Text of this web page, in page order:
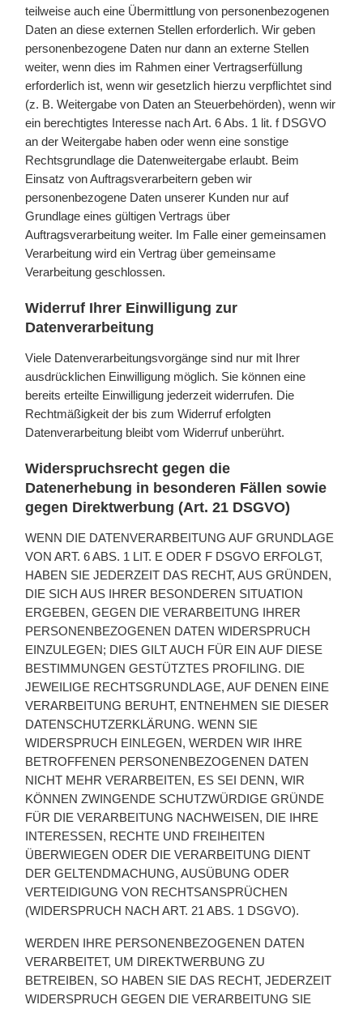
teilweise auch eine Übermittlung von personenbezogenen
Daten an diese externen Stellen erforderlich. Wir geben
personenbezogene Daten nur dann an externe Stellen
weiter, wenn dies im Rahmen einer Vertragserfüllung
erforderlich ist, wenn wir gesetzlich hierzu verpflichtet sind
(z. B. Weitergabe von Daten an Steuerbehörden), wenn wir
ein berechtigtes Interesse nach Art. 6 Abs. 1 lit. f DSGVO
an der Weitergabe haben oder wenn eine sonstige
Rechtsgrundlage die Datenweitergabe erlaubt. Beim
Einsatz von Auftragsverarbeitern geben wir
personenbezogene Daten unserer Kunden nur auf
Grundlage eines gültigen Vertrags über
Auftragsverarbeitung weiter. Im Falle einer gemeinsamen
Verarbeitung wird ein Vertrag über gemeinsame
Verarbeitung geschlossen.
Widerruf Ihrer Einwilligung zur
Datenverarbeitung
Viele Datenverarbeitungsvorgänge sind nur mit Ihrer
ausdrücklichen Einwilligung möglich. Sie können eine
bereits erteilte Einwilligung jederzeit widerrufen. Die
Rechtmäßigkeit der bis zum Widerruf erfolgten
Datenverarbeitung bleibt vom Widerruf unberührt.
Widerspruchsrecht gegen die
Datenerhebung in besonderen Fällen sowie
gegen Direktwerbung (Art. 21 DSGVO)
WENN DIE DATENVERARBEITUNG AUF GRUNDLAGE
VON ART. 6 ABS. 1 LIT. E ODER F DSGVO ERFOLGT,
HABEN SIE JEDERZEIT DAS RECHT, AUS GRÜNDEN,
DIE SICH AUS IHRER BESONDEREN SITUATION
ERGEBEN, GEGEN DIE VERARBEITUNG IHRER
PERSONENBEZOGENEN DATEN WIDERSPRUCH
EINZULEGEN; DIES GILT AUCH FÜR EIN AUF DIESE
BESTIMMUNGEN GESTÜTZTES PROFILING. DIE
JEWEILIGE RECHTSGRUNDLAGE, AUF DENEN EINE
VERARBEITUNG BERUHT, ENTNEHMEN SIE DIESER
DATENSCHUTZERKLÄRUNG. WENN SIE
WIDERSPRUCH EINLEGEN, WERDEN WIR IHRE
BETROFFENEN PERSONENBEZOGENEN DATEN
NICHT MEHR VERARBEITEN, ES SEI DENN, WIR
KÖNNEN ZWINGENDE SCHUTZWÜRDIGE GRÜNDE
FÜR DIE VERARBEITUNG NACHWEISEN, DIE IHRE
INTERESSEN, RECHTE UND FREIHEITEN
ÜBERWIEGEN ODER DIE VERARBEITUNG DIENT
DER GELTENDMACHUNG, AUSÜBUNG ODER
VERTEIDIGUNG VON RECHTSANSPRÜCHEN
(WIDERSPRUCH NACH ART. 21 ABS. 1 DSGVO).
WERDEN IHRE PERSONENBEZOGENEN DATEN
VERARBEITET, UM DIREKTWERBUNG ZU
BETREIBEN, SO HABEN SIE DAS RECHT, JEDERZEIT
WIDERSPRUCH GEGEN DIE VERARBEITUNG SIE